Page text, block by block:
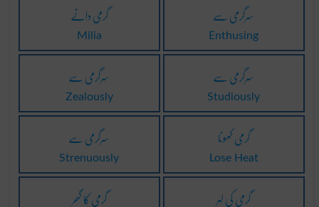
گرمی دانے
Milia
سرگرمی سے
Enthusing
سرگرمی سے
Zealously
سرگرمی سے
Studiously
سرگرمی سے
Strenuously
گرمی کھونا
Lose Heat
گرمی کا گھر گرمی کی لہر